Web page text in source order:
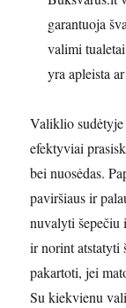
garantuoja
valimi
yra apleista
Valiklio sudėtyje
efektyviai
bei nuosėdas.
paviršiaus ir
nuvalyti šepečiu
ir norint atstatyti
pakartoti, jei
Su kiekvienu